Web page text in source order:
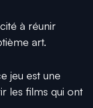
à réunir
art.
jeu est une
les films qui ont